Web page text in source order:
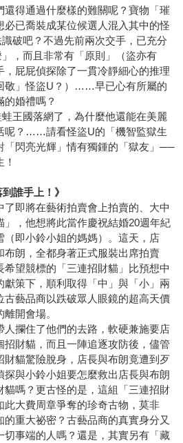
還得通過什麼樣的難關呢？寶物「璀
已喬裝成某位候選人混入其中的怪
破吧？不過先前兩次交手，已充分
，而且非常有「原則」（盜亦有
屁屁偵探除了一貫冷靜細心的推理
敬」怪盜U？）……早已心有所屬的
婚禮嗎？
王國落網了，為什麼他還能在美麗
呢？……請看怪盜U的「機智監獄生
「閃亮光輝」情有獨鍾的「獄友」──
誰手上！》
了即將在藝術拍賣會上拍賣的、大中
，他想將此當作慶祝結婚20週年紀
（即小鈴小姐的媽媽）。這天，店
布朗，全都身著正式服裝出席拍賣
望競標的「三連招財貓」比預想中
獻策下，順利取得「中」與「小」兩
古藝品商以跌破眾人眼鏡的超高天價
開會場。
人攔住了他們的去路，軟硬兼施要店
財貓，而且一陣追逐攻防後，儘管
財貓驚險脫身，店長與布朗竟遭到歹
與小鈴小姐要怎麼救出店長與布朗
貓嗎？更古怪的是，這組「三連招財
此大費周章爭奪的珍奇古物，莫非
的重大祕密？古藝品商的真實身分又
切事端的人嗎？還是，其實另有「藏